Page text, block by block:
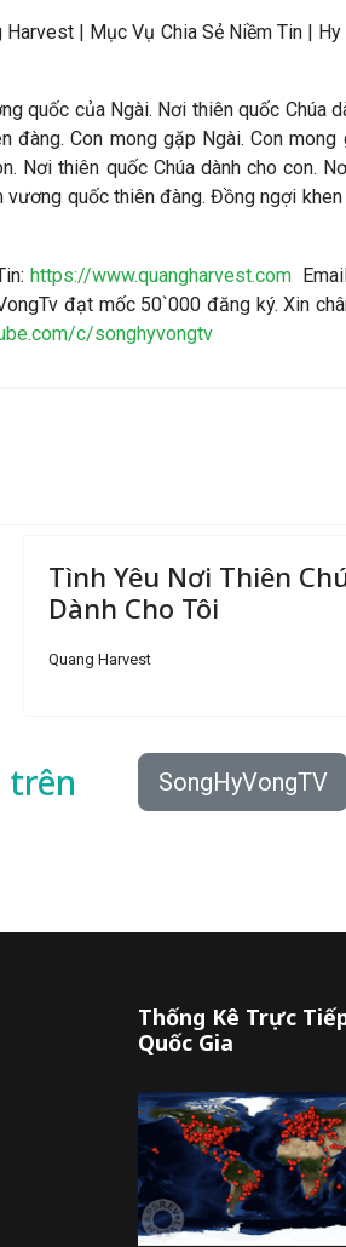
| Mục Vụ Chia Sẻ Niềm Tin | Hy
quốc của Ngài. Nơi thiên quốc Chúa
Con mong gặp Ngài. Con mong
Nơi thiên quốc Chúa dành cho con.
quốc thiên đàng. Đồng ngợi
https://www.quangharvest.com
đạt mốc 50`000 đăng ký. Xin
c/songhyvongtv
Tình Yêu Nơi Thiên
Dành Cho Tôi
Quang Harvest
trên SongHyVongTV
Thống Kê Trực
Quốc Gia